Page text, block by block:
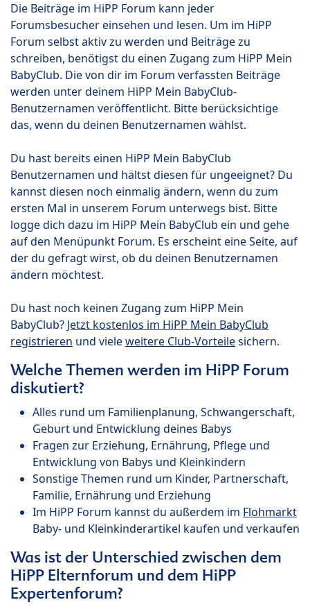
Die Beiträge im HiPP Forum kann jeder
Forumsbesucher einsehen und lesen. Um im HiPP
Forum selbst aktiv zu werden und Beiträge zu
schreiben, benötigst du einen Zugang zum HiPP Mein
BabyClub. Die von dir im Forum verfassten Beiträge
werden unter deinem HiPP Mein BabyClub-
Benutzernamen veröffentlicht. Bitte berücksichtige
das, wenn du deinen Benutzernamen wählst.
Du hast bereits einen HiPP Mein BabyClub
Benutzernamen und hältst diesen für ungeeignet? Du
kannst diesen noch einmalig ändern, wenn du zum
ersten Mal in unserem Forum unterwegs bist. Bitte
logge dich dazu im HiPP Mein BabyClub ein und gehe
auf den Menüpunkt Forum. Es erscheint eine Seite, auf
der du gefragt wirst, ob du deinen Benutzernamen
ändern möchtest.
Du hast noch keinen Zugang zum HiPP Mein
BabyClub? Jetzt kostenlos im HiPP Mein BabyClub
registrieren und vieleweitere Club-Vorteilesichern.
Welche Themen werden im HiPP Forum
diskutiert?
Alles rund um Familienplanung, Schwangerschaft,
Geburt und Entwicklung deines Babys
Fragen zur Erziehung, Ernährung, Pflege und
Entwicklung von Babys und Kleinkindern
Sonstige Themen rund um Kinder, Partnerschaft,
Familie, Ernährung und Erziehung
Im HiPP Forum kannst du außerdem im Flohmarkt
Baby- und Kleinkinderartikel kaufen und verkaufen
Was ist der Unterschied zwischen dem
HiPP Elternforum und dem HiPP
Expertenforum?